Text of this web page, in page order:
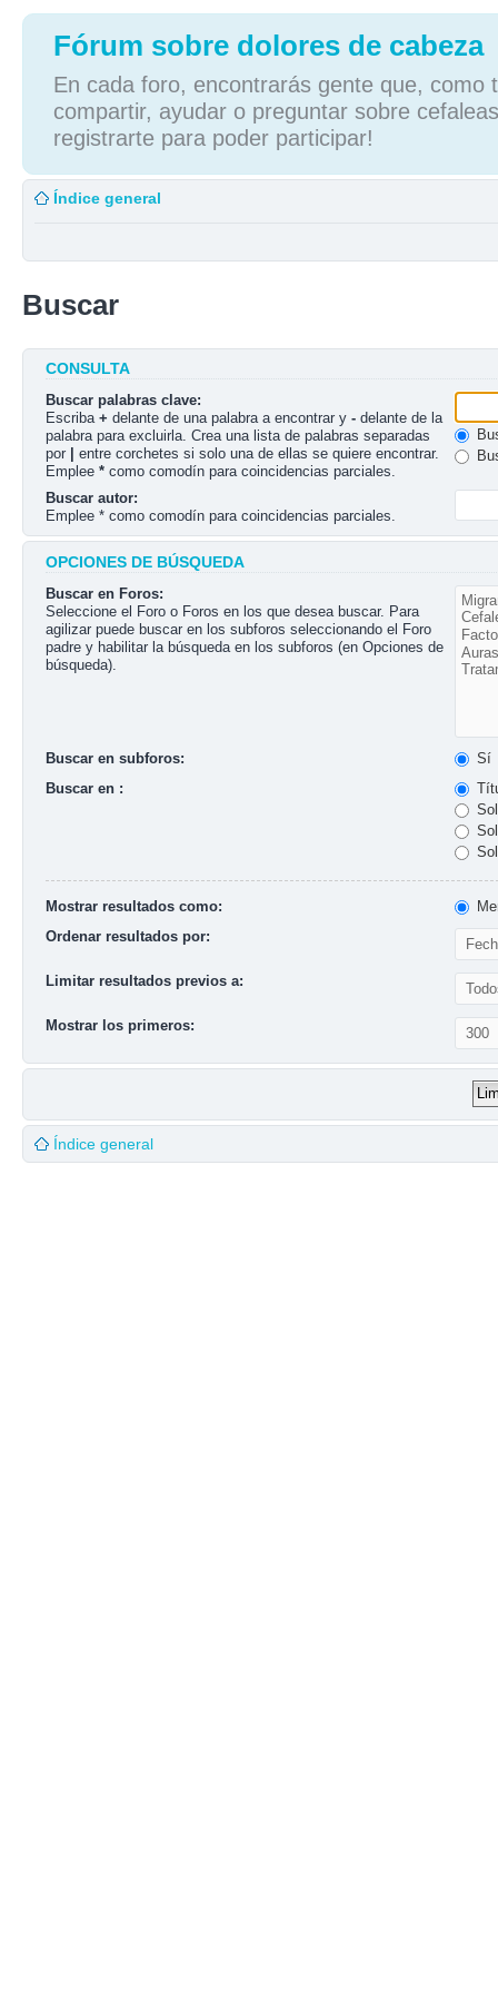
Fórum sobre dolores de cabeza
En cada foro, encontrarás gente que, como
compartir, ayudar o preguntar sobre
registrarte para poder participar!
Índice general
Buscar
CONSULTA
Buscar palabras clave:
Escriba + delante de una palabra a encontrar y - delante de la
palabra para excluirla. Crea una lista de palabras separadas
por
entre corchetes si solo una de ellas se quiere encontrar.
Emplee * como comodín para coincidencias parciales.
Buscar autor:
Emplee * como comodín para coincidencias parciales.
OPCIONES DE BÚSQUEDA
Buscar en Foros:
Seleccione el Foro o Foros en los que desea buscar. Para
agilizar puede buscar en los subforos seleccionando el Foro
padre y habilitar la búsqueda en los subforos (en Opciones de
búsqueda).
Buscar en subforos:
Sí
Buscar en :
Mostrar resultados como:
Ordenar resultados por:
Limitar resultados previos a:
Mostrar los primeros:
Índice general